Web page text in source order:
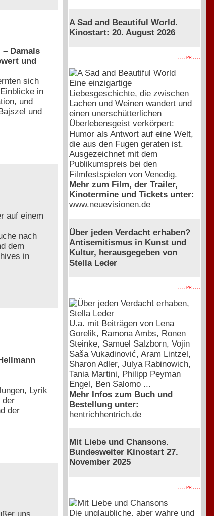
Damals
und
sich
in
und
und
auf einem
nach
dem
in
Lyrik
der
der
A Sad and Beautiful World.
Kinostart: 20. August 2026
. . . . PR . . . .
Eine einzigartige
Liebesgeschichte, die zwischen
Lachen und Weinen wandert und
einen unerschütterlichen
Überlebensgeist verkörpert:
Humor als Antwort auf eine Welt,
die aus den Fugen geraten ist.
Ausgezeichnet mit dem
Publikumspreis bei den
Filmfestspielen von Venedig.
Mehr zum Film, der Trailer,
Kinotermine und Tickets unter:
www.neuevisionen.de
Über jeden Verdacht erhaben?
Antisemitismus in Kunst und
Kultur, herausgegeben von
Stella Leder
. . . . PR . . . .
U.a. mit Beiträgen von Lena
Gorelik, Ramona Ambs, Ronen
Steinke, Samuel Salzborn, Vojin
Saša Vukadinović, Aram Lintzel,
Sharon Adler, Julya Rabinowich,
Tania Martini, Philipp Peyman
Engel, Ben Salomo ...
Mehr Infos zum Buch und
Bestellung unter:
hentrichhentrich.de
Mit Liebe und Chansons.
Bundesweiter Kinostart 27.
November 2025
. . . . PR . . . .
Die unglaubliche, aber wahre und